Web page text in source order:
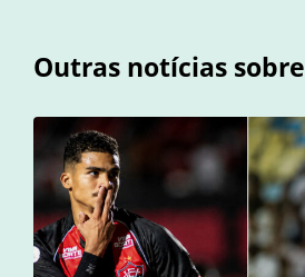
Outras notícias sobre